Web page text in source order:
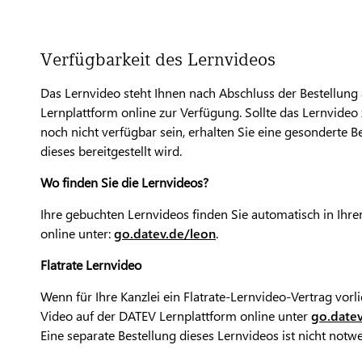
Verfügbarkeit des Lernvideos
Das Lernvideo steht Ihnen nach Abschluss der Bestellung
Lernplattform online zur Verfügung. Sollte das
noch nicht verfügbar sein, erhalten Sie eine gesonderte
dieses bereitgestellt wird.
Wo finden Sie die Lernvideos?
Ihre gebuchten Lernvideos finden Sie automatisch in
online unter:go.datev.de/leon.
Flatrate Lernvideo
Wenn für Ihre Kanzlei ein Flatrate-Lernvideo-Vertrag
Video auf der DATEV Lernplattform online unter
Eine separate Bestellung dieses Lernvideos ist nicht